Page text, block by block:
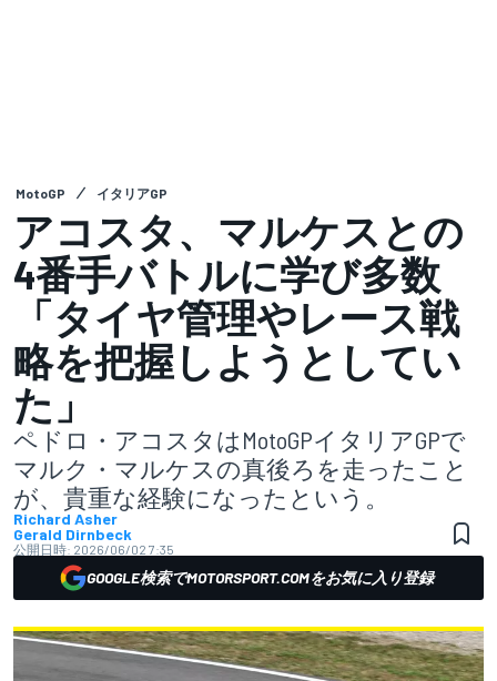
MotoGP イタリアGP
アコスタ、マルケスとの
4番手バトルに学び多数
「タイヤ管理やレース戦
略を把握しようとしてい
た」
ペドロ・アコスタはMotoGPイタリアGPで
マルク・マルケスの真後ろを走ったこと
が、貴重な経験になったという。
Richard Asher
Gerald Dirnbeck
公開日時: 2026/06/02 7:35
GOOGLE検索でMOTORSPORT.COMをお気に入り登録